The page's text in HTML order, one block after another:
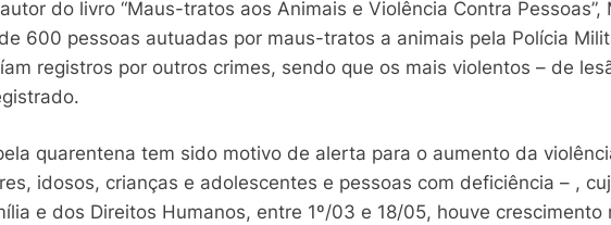
do livro “Maus-tratos aos Animais e Violência Contra Pessoas”,
600 pessoas autuadas por maus-tratos a animais pela Polícia
registros por outros crimes, sendo que os mais violentos – de
quarentena tem sido motivo de alerta para o aumento da
idosos, crianças e adolescentes e pessoas com deficiência – ,
e dos Direitos Humanos, entre 1º/03 e 18/05, houve